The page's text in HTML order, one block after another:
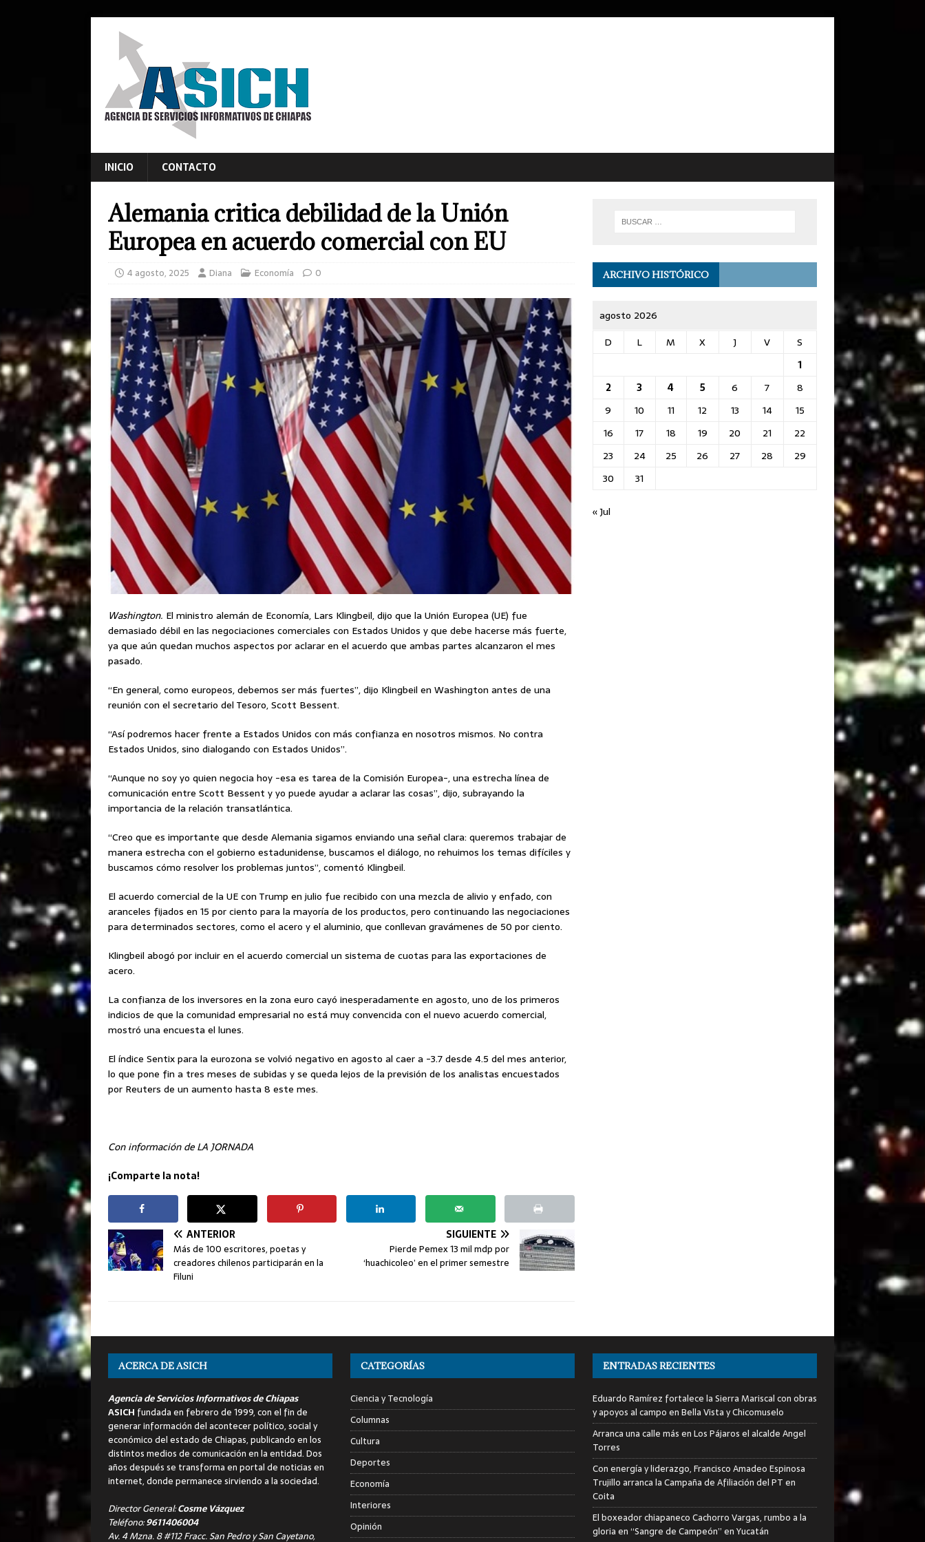
INICIO CONTACTO
Alemania critica debilidad de la Unión
Europea en acuerdo comercial con EU
4 agosto, 2025 Diana Economía 0
Washington. El ministro alemán de Economía, Lars Klingbeil, dijo que la Unión Europea (UE) fue
demasiado débil en las negociaciones comerciales con Estados Unidos y que debe hacerse más fuerte,
ya que aún quedan muchos aspectos por aclarar en el acuerdo que ambas partes alcanzaron el mes
pasado.
“En general, como europeos, debemos ser más fuertes”, dijo Klingbeil en Washington antes de una
reunión con el secretario del Tesoro, Scott Bessent.
“Así podremos hacer frente a Estados Unidos con más confianza en nosotros mismos. No contra
Estados Unidos, sino dialogando con Estados Unidos”.
“Aunque no soy yo quien negocia hoy -esa es tarea de la Comisión Europea-, una estrecha línea de
comunicación entre Scott Bessent y yo puede ayudar a aclarar las cosas”, dijo, subrayando la
importancia de la relación transatlántica.
“Creo que es importante que desde Alemania sigamos enviando una señal clara: queremos trabajar de
manera estrecha con el gobierno estadunidense, buscamos el diálogo, no rehuimos los temas difíciles y
buscamos cómo resolver los problemas juntos”, comentó Klingbeil.
El acuerdo comercial de la UE con Trump en julio fue recibido con una mezcla de alivio y enfado, con
aranceles fijados en 15 por ciento para la mayoría de los productos, pero continuando las negociaciones
para determinados sectores, como el acero y el aluminio, que conllevan gravámenes de 50 por ciento.
Klingbeil abogó por incluir en el acuerdo comercial un sistema de cuotas para las exportaciones de
acero.
La confianza de los inversores en la zona euro cayó inesperadamente en agosto, uno de los primeros
indicios de que la comunidad empresarial no está muy convencida con el nuevo acuerdo comercial,
mostró una encuesta el lunes.
El índice Sentix para la eurozona se volvió negativo en agosto al caer a -3.7 desde 4.5 del mes anterior,
lo que pone fin a tres meses de subidas y se queda lejos de la previsión de los analistas encuestados
por Reuters de un aumento hasta 8 este mes.
Con información de LA JORNADA
¡Comparte la nota!
ANTERIOR
Más de 100 escritores, poetas y
creadores chilenos participarán en la
Filuni
SIGUIENTE
Pierde Pemex 13 mil mdp por
‘huachicoleo’ en el primer semestre
ARCHIVO HISTÓRICO
agosto 2026
D
L M X J V
S
1
2
3 4 5 6 7
8
9
10 11 12 13 14
15
16
17 18 19 20 21
22
23
24 25 26 27 28
29
30
31
« Jul
ACERCA DE ASICH
Agencia de Servicios Informativos de Chiapas
ASICH fundada en febrero de 1999, con el fin de
generar información del acontecer político, social y
económico del estado de Chiapas, publicando en los
distintos medios de comunicación en la entidad. Dos
años después se transforma en portal de noticias en
internet, donde permanece sirviendo a la sociedad.
Director General:Cosme Vázquez
Teléfono:9611406004
Av. 4 Mzna. 8 #112 Fracc. San Pedro y San Cayetano,
CATEGORÍAS
Ciencia y Tecnología
Columnas
Cultura
Deportes
Economía
Interiores
Opinión
ENTRADAS RECIENTES
Eduardo Ramírez fortalece la Sierra Mariscal con obras
y apoyos al campo en Bella Vista y Chicomuselo
Arranca una calle más en Los Pájaros el alcalde Angel
Torres
Con energía y liderazgo, Francisco Amadeo Espinosa
Trujillo arranca la Campaña de Afiliación del PT en
Coita
El boxeador chiapaneco Cachorro Vargas, rumbo a la
gloria en “Sangre de Campeón” en Yucatán